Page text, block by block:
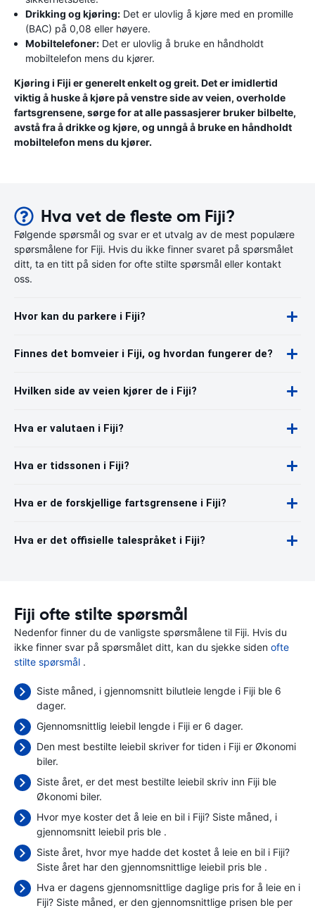
Drikking og kjøring: Det er ulovlig å kjøre med en promille
(BAC) på 0,08 eller høyere.
Mobiltelefoner: Det er ulovlig å bruke en håndholdt
mobiltelefon mens du kjører.
Kjøring i Fiji er generelt enkelt og greit. Det er imidlertid
viktig å huske å kjøre på venstre side av veien, overholde
fartsgrensene, sørge for at alle passasjerer bruker bilbelte,
avstå fra å drikke og kjøre, og unngå å bruke en håndholdt
mobiltelefon mens du kjører.
Hva vet de fleste om Fiji?
Følgende spørsmål og svar er et utvalg av de mest populære
spørsmålene for Fiji. Hvis du ikke finner svaret på spørsmålet
ditt, ta en titt på siden for ofte stilte spørsmål eller kontakt
oss.
Hvor kan du parkere i Fiji?
Finnes det bomveier i Fiji, og hvordan fungerer de?
Hvilken side av veien kjører de i Fiji?
Hva er valutaen i Fiji?
Hva er tidssonen i Fiji?
Hva er de forskjellige fartsgrensene i Fiji?
Hva er det offisielle talespråket i Fiji?
Fiji ofte stilte spørsmål
Nedenfor finner du de vanligste spørsmålene til Fiji. Hvis du
ikke finner svar på spørsmålet ditt, kan du sjekke siden ofte
stilte spørsmål .
Siste måned, i gjennomsnitt bilutleie lengde i Fiji ble 6
dager.
Gjennomsnittlig leiebil lengde i Fiji er 6 dager.
Den mest bestilte leiebil skriver for tiden i Fiji er Økonomi
biler.
Siste året, er det mest bestilte leiebil skriv inn Fiji ble
Økonomi biler.
Hvor mye koster det å leie en bil i Fiji? Siste måned, i
gjennomsnitt leiebil pris ble .
Siste året, hvor mye hadde det kostet å leie en bil i Fiji?
Siste året har den gjennomsnittlige leiebil pris ble .
Hva er dagens gjennomsnittlige daglige pris for å leie en i
Fiji? Siste måned, er den gjennomsnittlige prisen ble per